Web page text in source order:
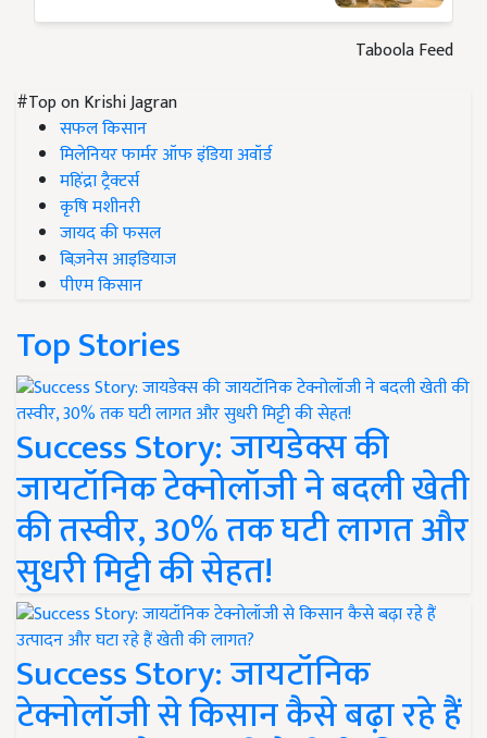
Taboola Feed
#Top on Krishi Jagran
सफल किसान
मिलेनियर फार्मर ऑफ इंडिया अवॉर्ड
महिंद्रा ट्रैक्टर्स
कृषि मशीनरी
जायद की फसल
बिज़नेस आइडियाज
पीएम किसान
Top Stories
Success Story: जायडेक्स की
जायटॉनिक टेक्नोलॉजी ने बदली खेती
की तस्वीर, 30% तक घटी लागत और
सुधरी मिट्टी की सेहत!
Success Story: जायटॉनिक
टेक्नोलॉजी से किसान कैसे बढ़ा रहे हैं